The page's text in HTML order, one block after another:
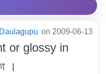
on 2009-06-13
or glossy in
।